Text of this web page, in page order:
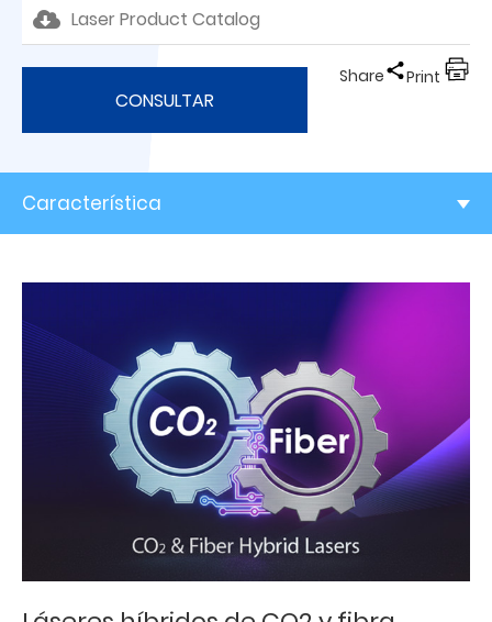
Laser Product Catalog
CONSULTAR
Share Print
Característica